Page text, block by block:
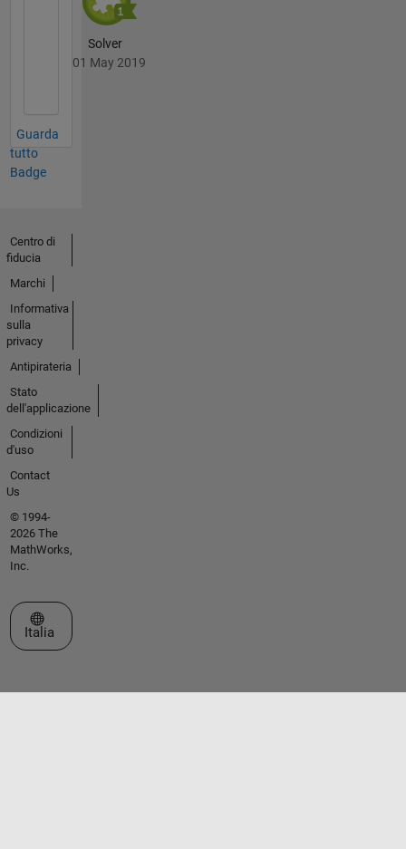
Solver
01 May 2019
Guarda
tutto
Badge
Centro di
fiducia
Marchi
Informativa
sulla
privacy
Antipirateria
Stato
dell'applicazione
Condizioni
d'uso
Contact
Us
© 1994-
2026 The
MathWorks,
Inc.
Seleziona un sito web
Italia